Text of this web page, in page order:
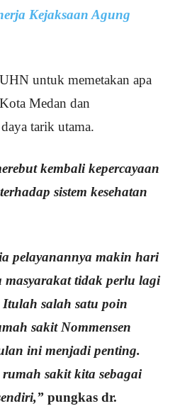
Kejaksaan Agung
untuk memetakan apa
Medan dan
tarik utama.
kembali kepercayaan
sistem kesehatan
pelayanannya makin hari
tidak perlu lagi
salah satu poin
sakit Nommensen
ini menjadi penting.
sakit kita sebagai
pungkas dr.